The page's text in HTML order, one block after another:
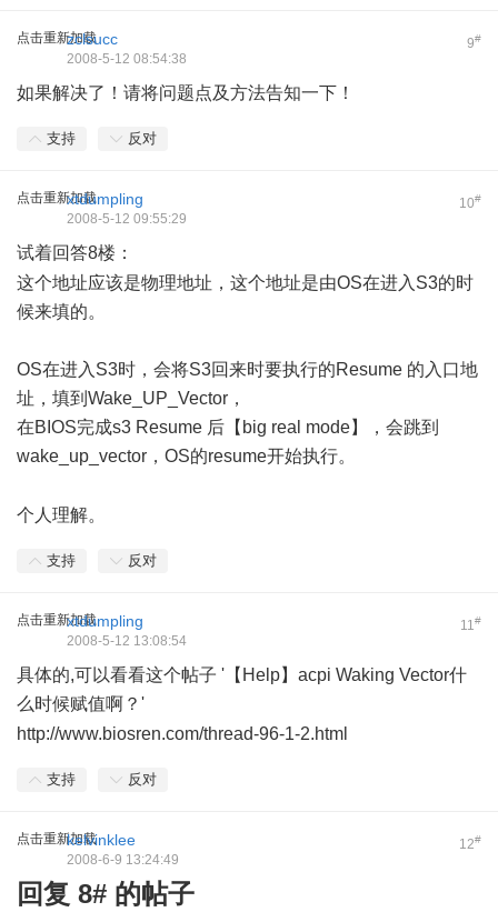
点击重新加载 9#
zclsucc
2008-5-12 08:54:38
如果解决了！请将问题点及方法告知一下！
支持 反对
点击重新加载 10#
xtdumpling
2008-5-12 09:55:29
试着回答8楼：
这个地址应该是物理地址，这个地址是由OS在进入S3的时
候来填的。
OS在进入S3时，会将S3回来时要执行的Resume 的入口地
址，填到Wake_UP_Vector，
在BIOS完成s3 Resume 后【big real mode】，会跳到
wake_up_vector，OS的resume开始执行。
个人理解。
支持 反对
点击重新加载 11#
xtdumpling
2008-5-12 13:08:54
具体的,可以看看这个帖子 '【Help】acpi Waking Vector什
么时候赋值啊？'
http://www.biosren.com/thread-96-1-2.html
支持 反对
点击重新加载 12#
kelvinklee
2008-6-9 13:24:49
回复 8# 的帖子